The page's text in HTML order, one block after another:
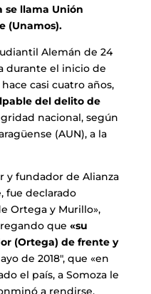
se llama Unión
(Unamos).
Alemán de 24
durante el inicio de
casi cuatro años,
del delito de
nacional, según
(AUN), a la
y fundador de Alianza
fue declarado
Ortega y Murillo»,
que «su
(Ortega) de frente y
de 2018″, que «en
el país, a Somoza le
a rendirse,